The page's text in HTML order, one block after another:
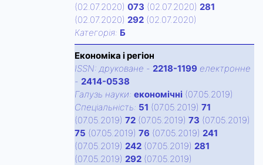
(02.07.2020) 073 (02.07.2020) 281
(02.07.2020) 292 (02.07.2020)
Категорiя: Б
Економіка і регіон
ISSN: друковане - 2218-1199 електронне
- 2414-0538
Галузь науки: економічні (07.05.2019)
Спецiальнiсть: 51 (07.05.2019) 71
(07.05.2019) 72 (07.05.2019) 73 (07.05.2019)
75 (07.05.2019) 76 (07.05.2019) 241
(07.05.2019) 242 (07.05.2019) 281
(07.05.2019) 292 (07.05.2019)